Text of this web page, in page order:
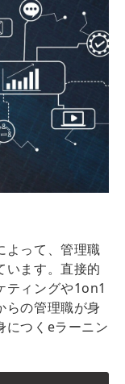
よって、管理職
います。直接的
ティングや1on1
らの管理職が身
につくeラーニン